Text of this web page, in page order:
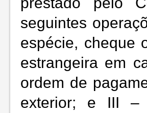
seguintes
espécie, cheque
estrangeira em
ordem de
exterior; e III –